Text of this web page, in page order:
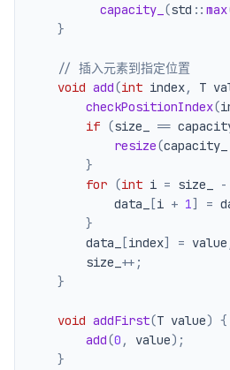
capacity_ (std :: max
}
// 插入元素到指定位置
void add(int index, T
checkPositionIndex(
if (size_ ==
resize(capacity_
}
for (int i = size_ -
            data_
[i + 1] =
}
        data_
[index] = value
        size_
++ ;
}
void addFirst(T value) {
add(0 , value) ;
}